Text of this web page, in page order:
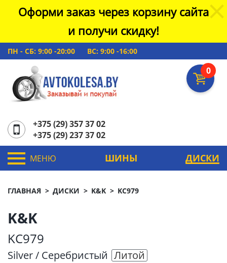
Оформи заказ через корзину сайта
и получи скидку!
ПН - СБ: 9:00 -20:00 ВС: 9:00 -16:00
0
+375 (29) 357 37 02
+375 (29) 237 37 02
МЕНЮ ШИНЫ ДИСКИ
ГЛАВНАЯ ДИСКИ K&K KC979
K&K
KC979
Silver / Серебристый Литой